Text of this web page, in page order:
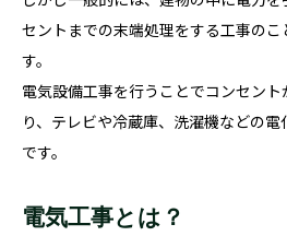
セントまでの末端処理をする工事の
す。
電気設備工事を行うことでコンセン
り、テレビや冷蔵庫、洗濯機などの
です。
電気工事とは？